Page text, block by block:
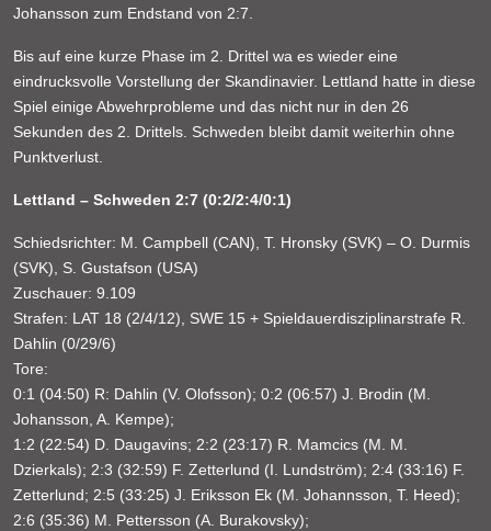
Johansson zum Endstand von 2:7.
Bis auf eine kurze Phase im 2. Drittel wa es wieder eine
eindrucksvolle Vorstellung der Skandinavier. Lettland hatte in diese
Spiel einige Abwehrprobleme und das nicht nur in den 26
Sekunden des 2. Drittels. Schweden bleibt damit weiterhin ohne
Punktverlust.
Lettland – Schweden 2:7 (0:2/2:4/0:1)
Schiedsrichter: M. Campbell (CAN), T. Hronsky (SVK) – O. Durmis
(SVK), S. Gustafson (USA)
Zuschauer: 9.109
Strafen: LAT 18 (2/4/12), SWE 15 + Spieldauerdisziplinarstrafe R.
Dahlin (0/29/6)
Tore:
0:1 (04:50) R: Dahlin (V. Olofsson); 0:2 (06:57) J. Brodin (M.
Johansson, A. Kempe);
1:2 (22:54) D. Daugavins; 2:2 (23:17) R. Mamcics (M. M.
Dzierkals); 2:3 (32:59) F. Zetterlund (I. Lundström); 2:4 (33:16) F.
Zetterlund; 2:5 (33:25) J. Eriksson Ek (M. Johannsson, T. Heed);
2:6 (35:36) M. Pettersson (A. Burakovsky);